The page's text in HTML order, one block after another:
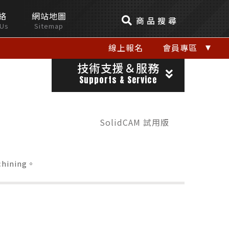
網站地圖
Sitemap 商品搜尋
線上報名 會員專區
關閉視窗
技術支援＆服務
Supports & Service
SolidCAM 試用版
。